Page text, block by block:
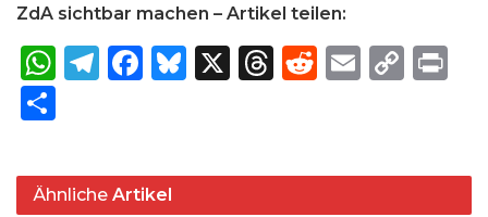
ZdA sichtbar machen – Artikel teilen:
W
ts
A
T
g
ra
F
e
b
B
s
X
T
a
R
di
E
l
C
y t
ar
e
Ähnliche Artikel